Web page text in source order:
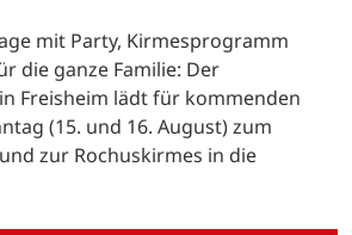
mit Party, Kirmesprogramm
die ganze Familie: Der
Freisheim lädt für kommenden
(15. und 16. August) zum
zur Rochuskirmes in die